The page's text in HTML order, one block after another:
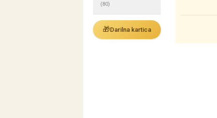
(80)
🎁Darilna kartica